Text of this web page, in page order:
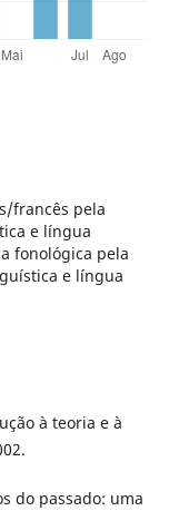
francês pela
e língua
fonológica pela
e língua
à teoria e à
do passado: uma